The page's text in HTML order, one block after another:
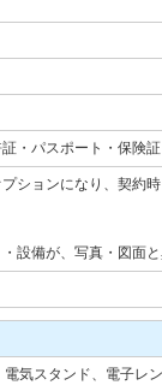
証・パスポート・保険
ションになり、契約
・設備が、写真・図面
気スタンド、電子